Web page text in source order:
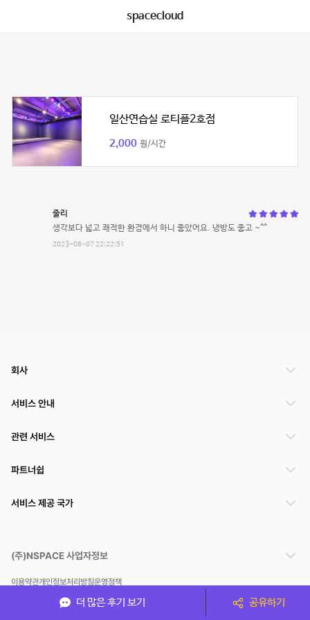
spacecloud
일산연습실 로티플2호점
2,000 원/시간
줄리
생각보다 넓고 쾌적한 환경에서 하니 좋았어요. 냉방도 좋고 ~^^
2023-08-07 22:22:51
더 많은 후기 보기 공유하기
회사
서비스 안내
관련 서비스
파트너쉽
서비스 제공 국가
(주)NSPACE 사업자정보
이용약관개인정보처리방침운영정책
스페이스클라우드는 통신판매중개자이며 통신판매의 당사자가 아닙니다. 따라서 스페이스클
라우드는 공간 거래정보 및 거래에 대해 책임지지 않습니다.